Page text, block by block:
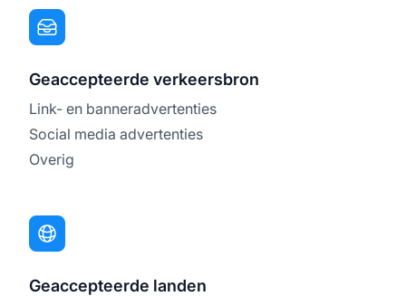
Geaccepteerde verkeersbron
Link- en banneradvertenties
Social media advertenties
Overig
Geaccepteerde landen